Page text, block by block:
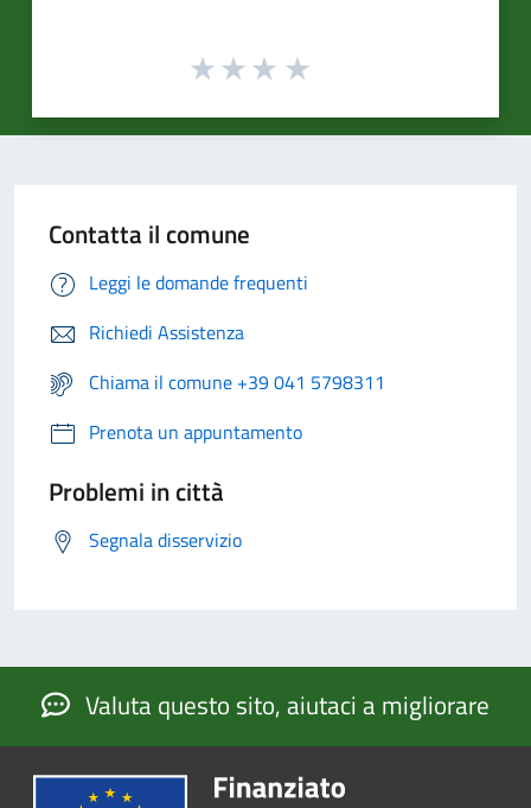
Contatta il comune
Leggi le domande frequenti
Richiedi Assistenza
Chiama il comune +39 041 5798311
Prenota un appuntamento
Problemi in città
Segnala disservizio
Valuta questo sito, aiutaci a migliorare